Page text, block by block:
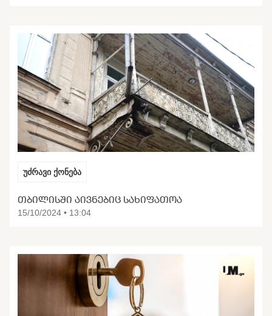
უძრავი ქონება
ᲗᲑᲘᲚᲘᲡᲨᲘ ᲐᲘᲕᲜᲔᲑᲘᲪ ᲡᲐᲮᲘᲤᲐᲗᲝᲐ
15/10/2024 • 13:04